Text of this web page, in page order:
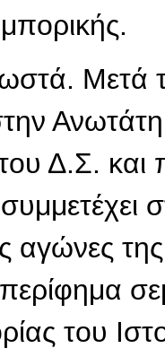
Μετά
του Δ.Σ.
αγώνες
του